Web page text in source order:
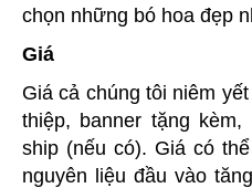
chọn những bó hoa đẹp
Giá
Giá cả chúng tôi niêm
thiệp, banner tặng
ship (nếu có). Giá có
nguyên liệu đầu vào